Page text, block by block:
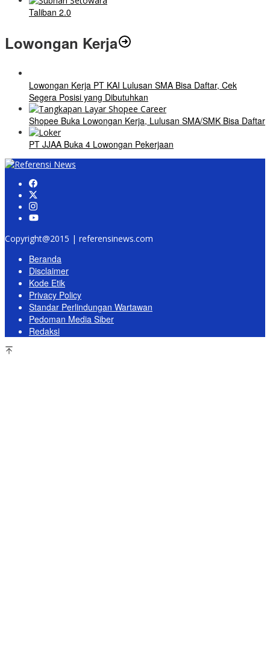
Taliban 2.0
Lowongan Kerja
Lowongan Kerja PT KAI Lulusan SMA Bisa Daftar, Cek
Segera Posisi yang Dibutuhkan
Shopee Buka Lowongan Kerja, Lulusan SMA/SMK Bisa Daftar
PT JJAA Buka 4 Lowongan Pekerjaan
Copyright@2015 | referensinews.com
Beranda
Disclaimer
Kode Etik
Privacy Policy
Standar Perlindungan Wartawan
Pedoman Media Siber
Redaksi